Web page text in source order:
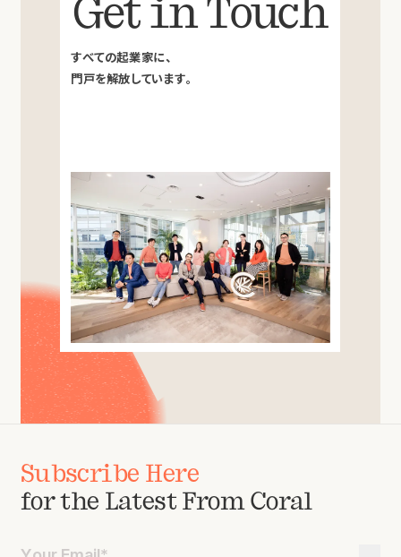
Get in Touch
すべての起業家に、
門戸を解放しています。
Subscribe Here
for the Latest From Coral